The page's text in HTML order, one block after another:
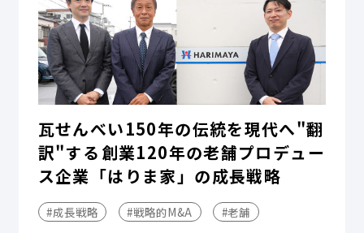
瓦せんべい150年の伝統を現代へ"翻
訳"する――創業120年の老舗プロデュー
ス企業「はりま家」の成長戦略
#成長戦略 #戦略的M&A #老舗